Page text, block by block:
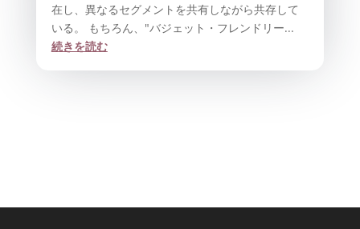
在し、異なるセグメントを共有しながら共存して
いる。 もちろん、"バジェット・フレンドリー...
続きを読む